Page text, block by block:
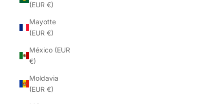
(EUR €)
Mayotte
(EUR €)
México (EUR
€)
Moldavia
(EUR €)